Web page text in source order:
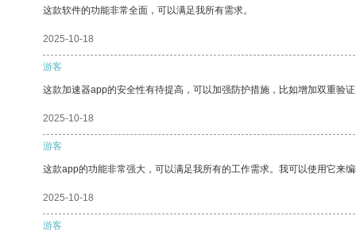
这款软件的功能非常全面，可以满足我所有需求。
2025-10-18
游客
这款加速器app的安全性有待提高，可以加强防护措施，比如增加双重验
2025-10-18
游客
这款app的功能非常强大，可以满足我所有的工作需求。我可以使用它来
2025-10-18
游客